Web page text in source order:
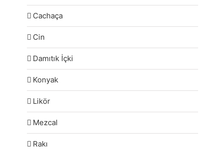
Cachaça
Cin
Damıtık İçki
Konyak
Likör
Mezcal
Rakı